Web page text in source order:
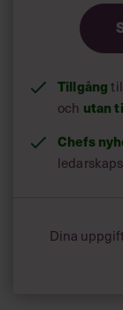
Tillgång
och utan
Chefs
Dina